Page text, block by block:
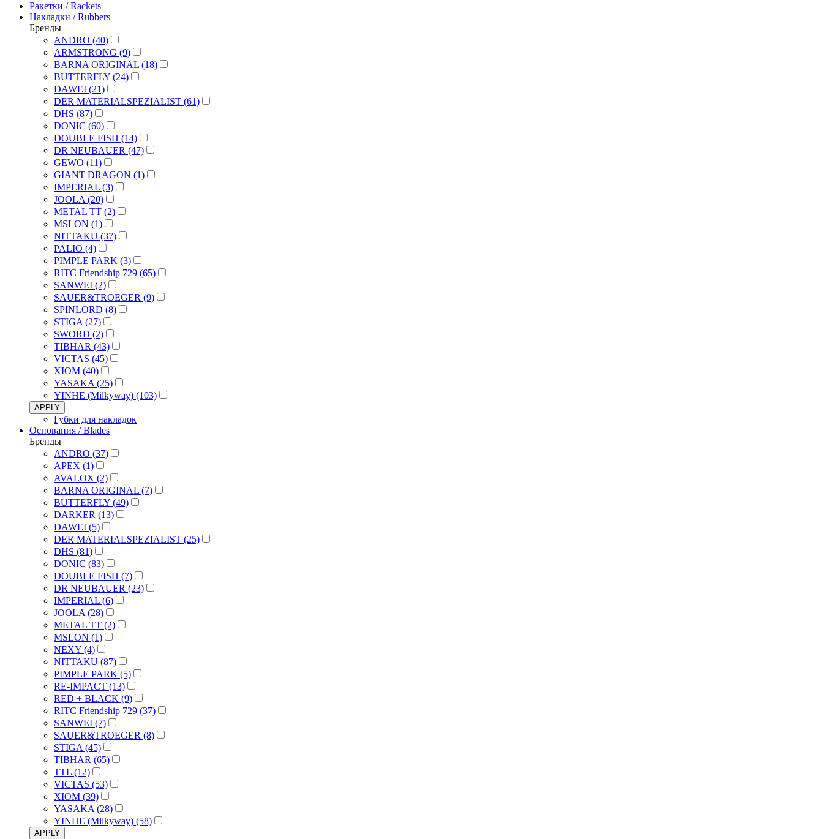
Ракетки / Rackets
Накладки / Rubbers
Бренды
ANDRO (40)
ARMSTRONG (9)
BARNA ORIGINAL (18)
BUTTERFLY (24)
DAWEI (21)
DER MATERIALSPEZIALIST (61)
DHS (87)
DONIC (60)
DOUBLE FISH (14)
DR NEUBAUER (47)
GEWO (11)
GIANT DRAGON (1)
IMPERIAL (3)
JOOLA (20)
METAL TT (2)
MSLON (1)
NITTAKU (37)
PALIO (4)
PIMPLE PARK (3)
RITC Friendship 729 (65)
SANWEI (2)
SAUER&TROEGER (9)
SPINLORD (8)
STIGA (27)
SWORD (2)
TIBHAR (43)
VICTAS (45)
XIOM (40)
YASAKA (25)
YINHE (Milkyway) (103)
APPLY
Губки для накладок
Основания / Blades
Бренды
ANDRO (37)
APEX (1)
AVALOX (2)
BARNA ORIGINAL (7)
BUTTERFLY (49)
DARKER (13)
DAWEI (5)
DER MATERIALSPEZIALIST (25)
DHS (81)
DONIC (83)
DOUBLE FISH (7)
DR NEUBAUER (23)
IMPERIAL (6)
JOOLA (28)
METAL TT (2)
MSLON (1)
NEXY (4)
NITTAKU (87)
PIMPLE PARK (5)
RE-IMPACT (13)
RED + BLACK (9)
RITC Friendship 729 (37)
SANWEI (7)
SAUER&TROEGER (8)
STIGA (45)
TIBHAR (65)
TTL (12)
VICTAS (53)
XIOM (39)
YASAKA (28)
YINHE (Milkyway) (58)
APPLY